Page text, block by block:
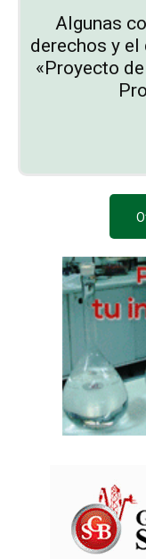
Algunas
derechos y
«Proyecto